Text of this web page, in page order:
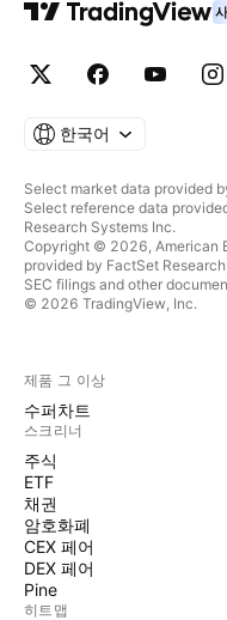
한국어
Select market data provided
Select reference data
Research Systems Inc.
Copyright © 2026, American
provided by FactSet
SEC filings and other
© 2026 TradingView, Inc.
제품 그 이상
수퍼차트
스크리너
주식
ETF
채권
암호화폐
CEX 페어
DEX 페어
Pine
히트맵